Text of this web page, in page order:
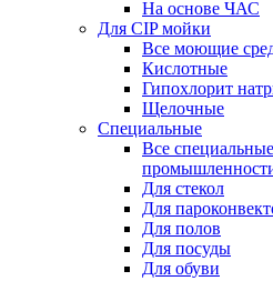
На основе ЧАС
Для CIP мойки
Все моющие
Кислотные
Гипохлорит
Щелочные
Специальные
Все
Для стекол
Для
Для полов
Для посуды
Для обуви